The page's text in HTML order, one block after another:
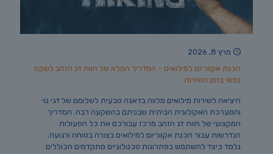
מרץ 8, 2026
הכנת אקווריום למילואים – המדריך המלא של חוות דג הזהב לשקט
נפשי בזמן השירות
היציאה לשירות מילואים מלווה בדאגה טבעית לשלומם של דגי נוי
והמערכת האקולוגית הביתית שבניתם בהשקעה רבה. המדריך
המקצועי של חוות דג הזהב מרכז עבורכם את כל הפעולות
הנדרשות עבור הכנת אקווריום למילואים בצורה בטוחה ורגועה.
נלמד כיצד להשתמש בפתרונות טכנולוגיים מתקדמים הכוללים